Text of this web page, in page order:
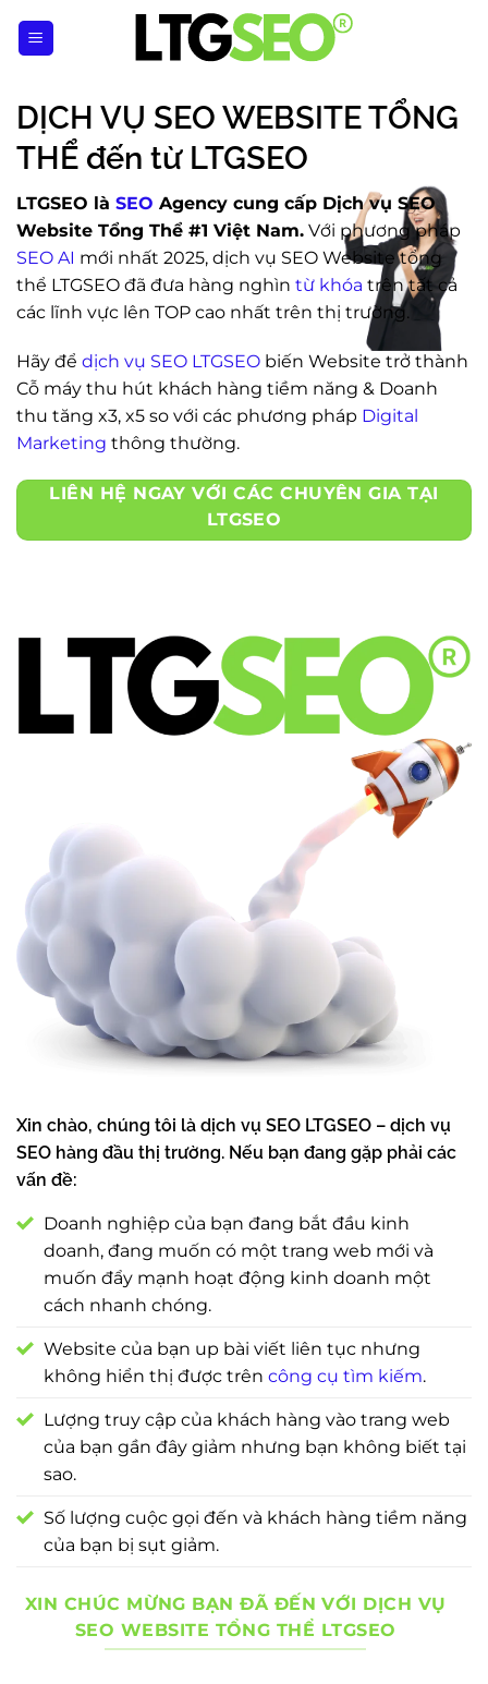
qua
DỊCH VỤ SEO WEBSITE TỔNG
THỂ đến từ LTGSEO
LTGSEO là SEO Agency cung cấp Dịch vụ SEO
Website Tổng Thể #1 Việt Nam. Với phương pháp
SEO AI mới nhất 2025, dịch vụ SEO Website tổng
thể LTGSEO đã đưa hàng nghìn từ khóa trên tất cả
các lĩnh vực lên TOP cao nhất trên thị trường.
Hãy để dịch vụ SEO LTGSEO biến Website trở thành
Cỗ máy thu hút khách hàng tiềm năng & Doanh
thu tăng x3, x5 so với các phương pháp Digital
Marketing thông thường.
LIÊN HỆ NGAY VỚI CÁC CHUYÊN GIA TẠI
LTGSEO
Xin chào, chúng tôi là dịch vụ SEO LTGSEO – dịch vụ
SEO hàng đầu thị trường. Nếu bạn đang gặp phải các
vấn đề:
Doanh nghiệp của bạn đang bắt đầu kinh
doanh, đang muốn có một trang web mới và
muốn đẩy mạnh hoạt động kinh doanh một
cách nhanh chóng.
Website của bạn up bài viết liên tục nhưng
không hiển thị được trên công cụ tìm kiếm.
Lượng truy cập của khách hàng vào trang web
của bạn gần đây giảm nhưng bạn không biết tại
sao.
Số lượng cuộc gọi đến và khách hàng tiềm năng
của bạn bị sụt giảm.
XIN CHÚC MỪNG BẠN ĐÃ ĐẾN VỚI DỊCH VỤ
SEO WEBSITE TỔNG THỂ LTGSEO